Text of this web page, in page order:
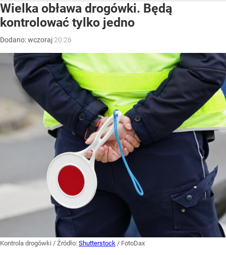
Wielka obława drogówki. Będą
kontrolować tylko jedno
Dodano:wczoraj 20:26
Kontrola drogówki / Źródło: Shutterstock / FotoDax